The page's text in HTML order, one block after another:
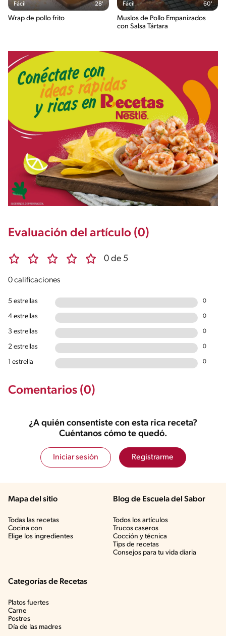
Fácil 28'
Wrap de pollo frito
Fácil 60'
Muslos de Pollo Empanizados
con Salsa Tártara
Evaluación del artículo (0)
0 de 5
0 calificaciones
5 estrellas 0
4 estrellas 0
3 estrellas 0
2 estrellas 0
1 estrella 0
Comentarios (0)
¿A quién consentiste con esta rica receta?
Cuéntanos cómo te quedó.
Iniciar sesión Registrarme
Mapa del sitio
Todas las recetas
Cocina con
Elige los ingredientes
Blog de Escuela del Sabor
Todos los artículos
Trucos caseros
Cocción y técnica
Tips de recetas
Consejos para tu vida diaria
Categorías de Recetas
Platos fuertes
Carne
Postres
Día de las madres